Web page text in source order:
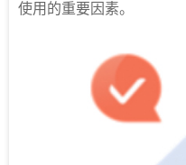
使用的重要因素。